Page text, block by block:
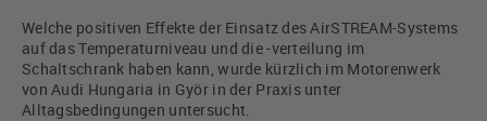
Welche positiven Effekte der Einsatz des AirSTREAM-Systems
auf das Temperaturniveau und die -verteilung im
Schaltschrank haben kann, wurde kürzlich im Motorenwerk
von Audi Hungaria in Györ in der Praxis unter
Alltagsbedingungen untersucht.